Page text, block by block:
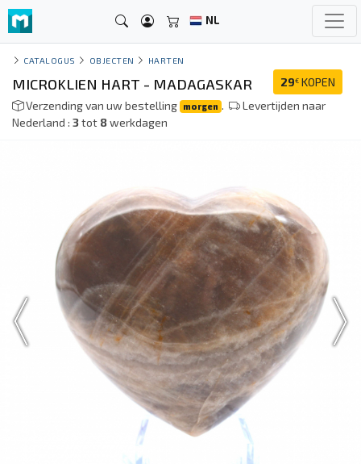
NL
CATALOGUS OBJECTEN HARTEN
29€ KOPEN
MICROKLIEN HART - MADAGASKAR
Verzending van uw bestelling morgen .
Levertijden naar
Nederland : 3tot 8werkdagen